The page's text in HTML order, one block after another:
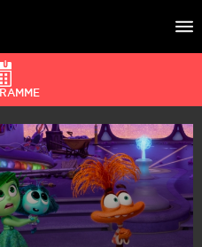
CINÉ
AUX IMAGES